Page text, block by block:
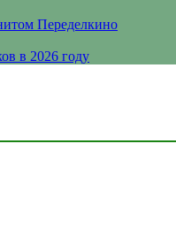
Переделкино
в 2026 году